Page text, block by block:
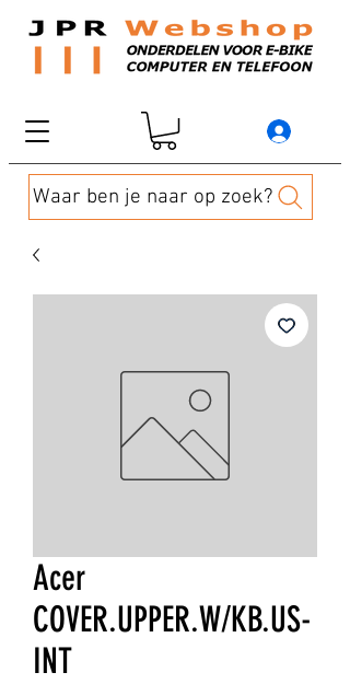
Waar ben je naar op zoek?
Acer
COVER.UPPER.W/KB.US-
INT